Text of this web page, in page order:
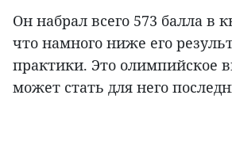
Он набрал всего 573 балла в
что намного ниже его
практики. Это олимпийское
может стать для него